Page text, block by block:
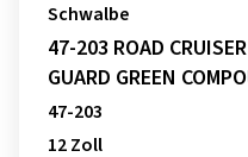
Schwalbe
47-203 ROAD
GUARD GREEN
47-203
12 Zoll